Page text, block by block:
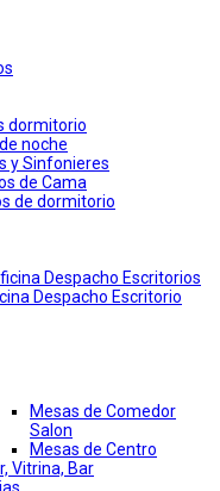
dormitorio
noche
y Sinfonieres
de Cama
de dormitorio
Despacho Escritorios
Despacho Escritorio
Mesas de Comedor
Salon
Mesas de Centro
Vitrina, Bar